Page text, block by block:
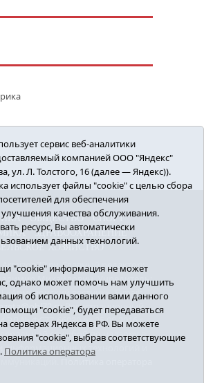
ОБЩЕСТВО
СПОРТ
ЗДРАВООХРАНЕНИЕ
ХОЗЯЙСТВО
Armizon72.ру. Главный редактор:
Михайлович. Учредитель:
вестник». E-mail:
Регистрационный
№ ФС77-66939 от 25.08.2016 г.
службой по надзору в
информационных технологий и
сервис веб-аналитики
компанией ООО "Яндекс"
ул. Л. Толстого, 16 (далее — Яндекс)).
использует файлы "cookie" с целью сбора
для обеспечения
качества обслуживания.
ресурс, Вы автоматически
данных технологий.
"cookie" информация не может
однако может помочь нам улучшить
об использовании вами данного
"cookie", будет передаваться
серверах Яндекса в РФ. Вы можете
"cookie", выбрав соответствующие
Политика оператора